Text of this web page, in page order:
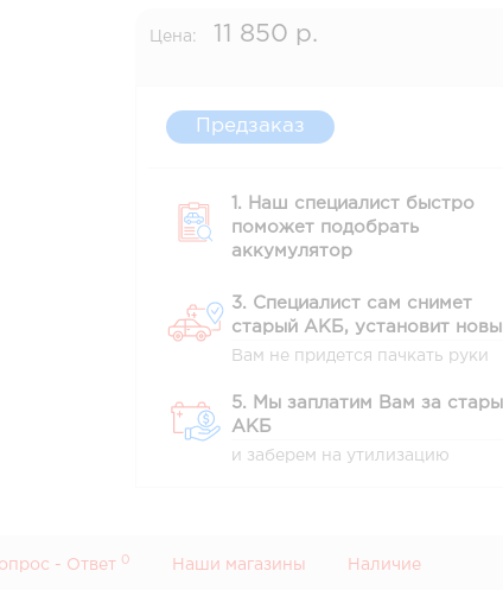
Цена: 11 850 р.
Предзаказ
1. Наш специалист быстро
поможет подобрать
аккумулятор
3. Специалист сам снимет
старый АКБ, установит
Вам не придется пачкать руки
5. Мы заплатим Вам за
АКБ
и заберем на утилизацию
- Ответ 0 Наши магазины Наличие